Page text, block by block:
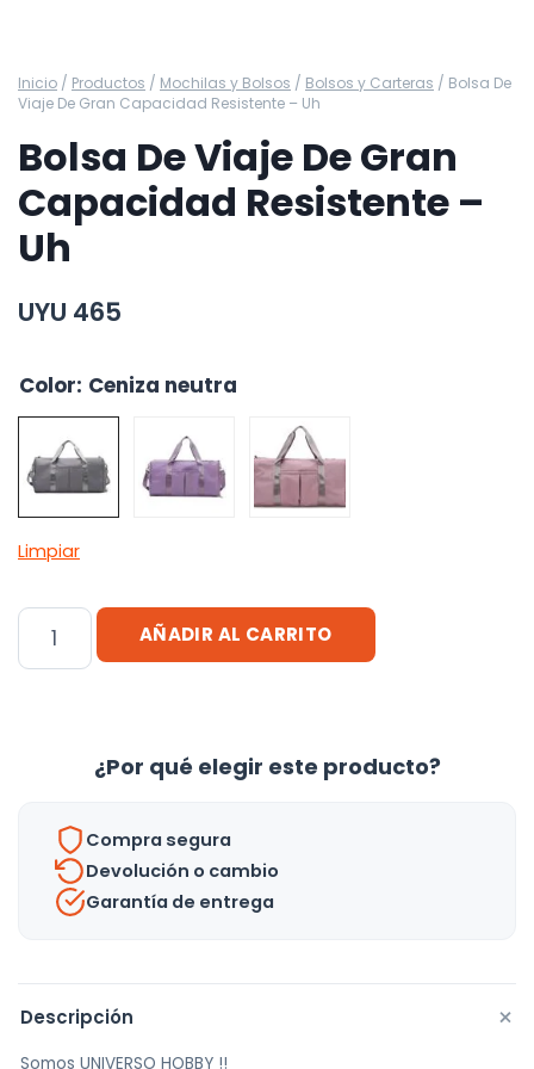
Inicio / Productos / Mochilas y Bolsos / Bolsos y Carteras / Bolsa De
Viaje De Gran Capacidad Resistente – Uh
Bolsa De Viaje De Gran
Capacidad Resistente –
Uh
UYU 465
Color: Ceniza neutra
Limpiar
Bolsa
Capacidad
cantidad
AÑADIR AL CARRITO
¿Por qué elegir este producto?
Compra segura
Devolución o cambio
Garantía de entrega
Descripción +
Somos UNIVERSO HOBBY !!